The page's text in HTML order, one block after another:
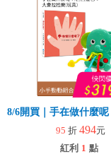
8/6開買｜手在做什麼
95 折 494元
紅利 1 點